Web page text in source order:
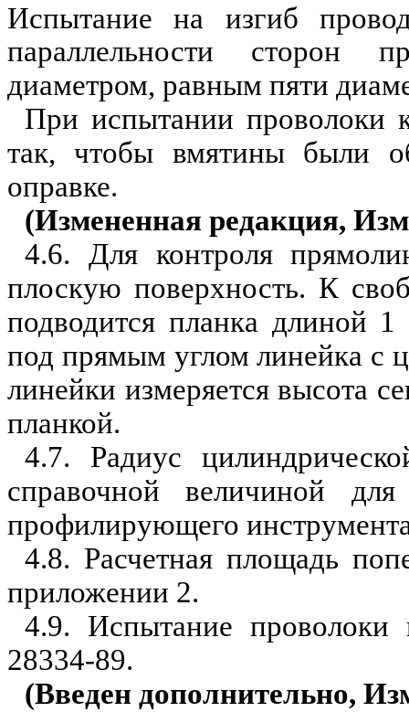
Испытание на изгиб
параллельности
диаметром, равным пяти
При испытании проволоки
так, чтобы вмятины были
оправке.
(Измененная редакция,
4.6. Для контроля
плоскую поверхность. К
подводится планка длиной
под прямым углом линейка с
линейки измеряется высота
планкой.
4.7. Радиус
справочной величиной для
профилирующего
4.8. Расчетная площадь
приложении 2.
4.9. Испытание
28334-89.
(Введен дополнительно,